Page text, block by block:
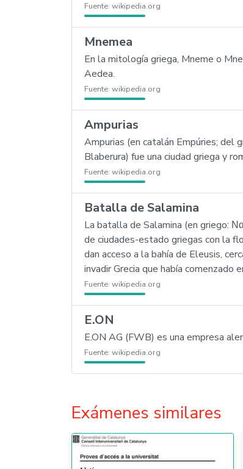
Fuente: wikipedia.org
Mnemea
En la mitología griega, Mneme o
Aedea.
Fuente: wikipedia.org
Ampurias
Ampurias (en catalán Empúries; del
Blaberura) fue una ciudad griega y
Fuente: wikipedia.org
Batalla de Salamina
La batalla de Salamina (en griego:
de ciudades-estado griegas con la
dan acceso a la bahía de Eleusis,
invadir Grecia que había comenzado
Fuente: wikipedia.org
E.ON
E.ON AG (FWB) es una empresa
Fuente: wikipedia.org
Exámenes similares